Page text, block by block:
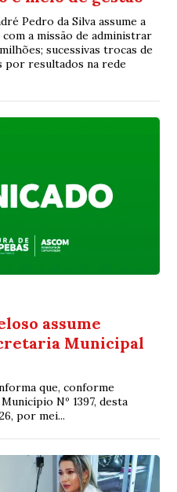
Pedro da Silva assume a
a missão de administrar
sucessivas trocas de
por resultados na rede
assume
Municipal
que, conforme
Nº 1397, desta
por mei...